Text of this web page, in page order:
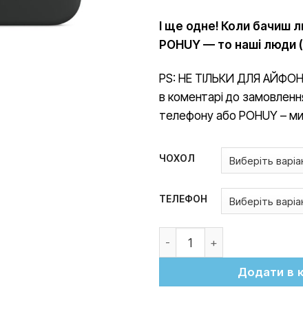
І ще одне! Коли бачиш
POHUY — то наші люди
PS: НЕ ТІЛЬКИ ДЛЯ
в коментарі до
телефону або POHUY –
ЧОХОЛ
ТЕЛЕФОН
Додати в